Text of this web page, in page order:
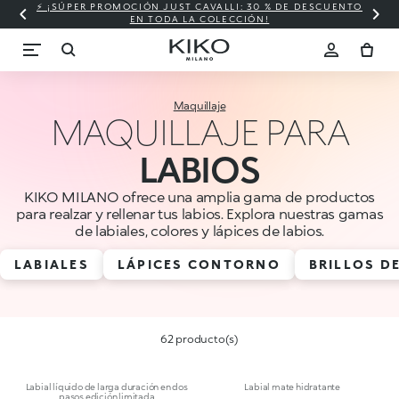
⚡ ¡SÚPER PROMOCIÓN JUST CAVALLI: 30 % DE DESCUENTO
EN TODA LA COLECCIÓN!
Maquillaje
MAQUILLAJE PARA
LABIOS
KIKO MILANO ofrece una amplia gama de productos
para realzar y rellenar tus labios. Explora nuestras gamas
de labiales, colores y lápices de labios.
LABIALES LÁPICES CONTORNO BRILLOS
62 producto(s)
Labial líquido de larga duración en dos
pasos edición limitada
Labial mate hidratante